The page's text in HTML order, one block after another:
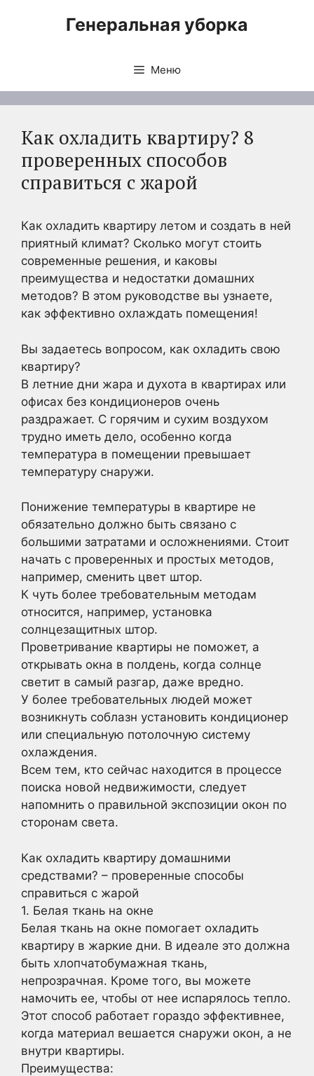
Генеральная уборка
Меню
Как охладить квартиру? 8
проверенных способов
справиться с жарой
Как охладить квартиру летом и создать в ней
приятный климат? Сколько могут стоить
современные решения, и каковы
преимущества и недостатки домашних
методов? В этом руководстве вы узнаете,
как эффективно охлаждать помещения!
Вы задаетесь вопросом, как охладить свою
квартиру?
В летние дни жара и духота в квартирах или
офисах без кондиционеров очень
раздражает. С горячим и сухим воздухом
трудно иметь дело, особенно когда
температура в помещении превышает
температуру снаружи.
Понижение температуры в квартире не
обязательно должно быть связано с
большими затратами и осложнениями. Стоит
начать с проверенных и простых методов,
например, сменить цвет штор.
К чуть более требовательным методам
относится, например, установка
солнцезащитных штор.
Проветривание квартиры не поможет, а
открывать окна в полдень, когда солнце
светит в самый разгар, даже вредно.
У более требовательных людей может
возникнуть соблазн установить кондиционер
или специальную потолочную систему
охлаждения.
Всем тем, кто сейчас находится в процессе
поиска новой недвижимости, следует
напомнить о правильной экспозиции окон по
сторонам света.
Как охладить квартиру домашними
средствами? – проверенные способы
справиться с жарой
1. Белая ткань на окне
Белая ткань на окне помогает охладить
квартиру в жаркие дни. В идеале это должна
быть хлопчатобумажная ткань,
непрозрачная. Кроме того, вы можете
намочить ее, чтобы от нее испарялось тепло.
Этот способ работает гораздо эффективнее,
когда материал вешается снаружи окон, а не
внутри квартиры.
Преимущества: